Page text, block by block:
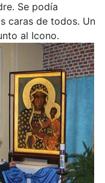
Se podía
caras de todos. Un
al Icono.